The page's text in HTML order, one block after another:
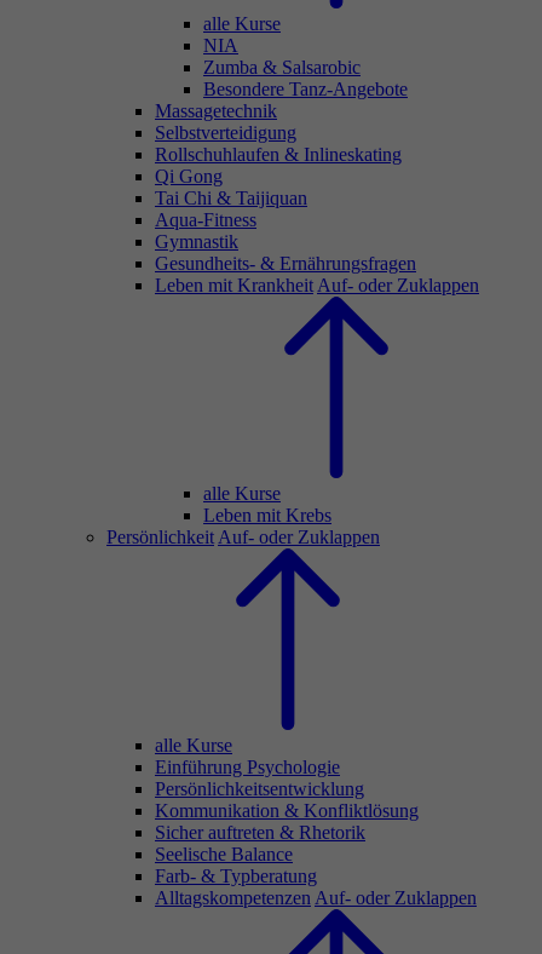
alle Kurse
NIA
Zumba & Salsarobic
Besondere Tanz-Angebote
Massagetechnik
Selbstverteidigung
Rollschuhlaufen & Inlineskating
Qi Gong
Tai Chi & Taijiquan
Aqua-Fitness
Gymnastik
Gesundheits- & Ernährungsfragen
Leben mit Krankheit Auf- oder Zuklappen
alle Kurse
Leben mit Krebs
Persönlichkeit Auf- oder Zuklappen
alle Kurse
Einführung Psychologie
Persönlichkeitsentwicklung
Kommunikation & Konfliktlösung
Sicher auftreten & Rhetorik
Seelische Balance
Farb- & Typberatung
Alltagskompetenzen Auf- oder Zuklappen